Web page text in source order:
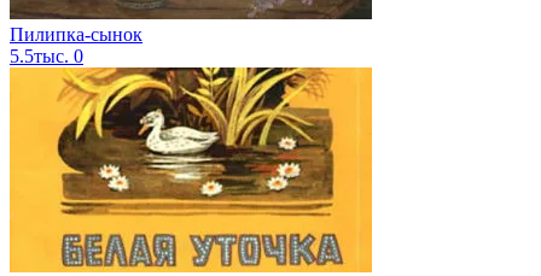
Пилипка-сынок
5.5тыс. 0